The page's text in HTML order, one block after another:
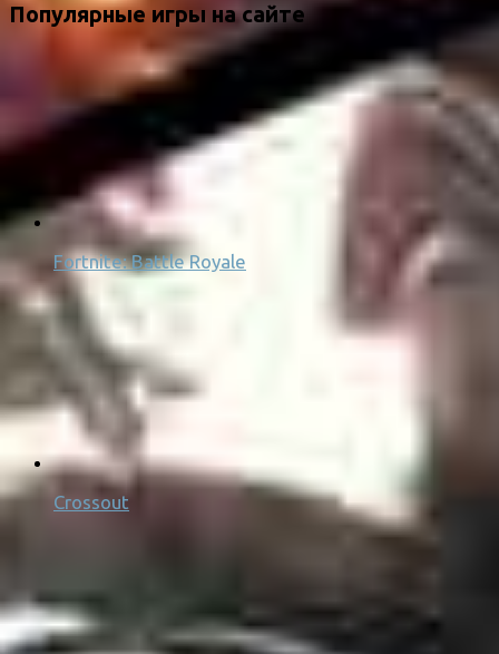
Популярные игры на сайте
Fortnite: Battle Royale
Crossout